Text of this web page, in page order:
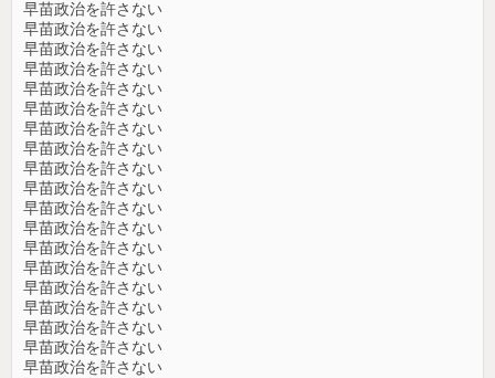
早苗政治を許さない
早苗政治を許さない
早苗政治を許さない
早苗政治を許さない
早苗政治を許さない
早苗政治を許さない
早苗政治を許さない
早苗政治を許さない
早苗政治を許さない
早苗政治を許さない
早苗政治を許さない
早苗政治を許さない
早苗政治を許さない
早苗政治を許さない
早苗政治を許さない
早苗政治を許さない
早苗政治を許さない
早苗政治を許さない
早苗政治を許さない